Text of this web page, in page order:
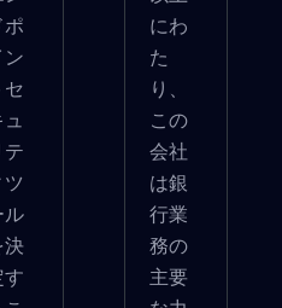
ポ
ン
セ
ュ
テ
ツ
ル
決
す
にわ
た
り、
この
会社
は銀
行業
務の
主要